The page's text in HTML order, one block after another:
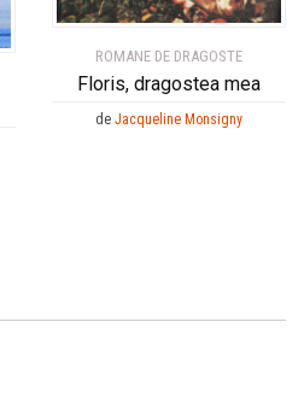
ROMANE DE DRAGOSTE
Floris, dragostea mea
de Jacqueline Monsigny